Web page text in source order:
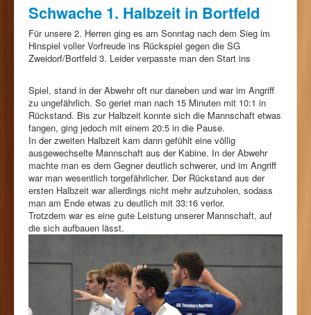
Schwache 1. Halbzeit in Bortfeld
Für unsere 2. Herren ging es am Sonntag nach dem Sieg im
Hinspiel voller Vorfreude ins Rückspiel gegen die SG
Zweidorf/Bortfeld 3. Leider verpasste man den Start ins
Spiel, stand in der Abwehr oft nur daneben und war im Angriff
zu ungefährlich. So geriet man nach 15 Minuten mit 10:1 in
Rückstand. Bis zur Halbzeit konnte sich die Mannschaft etwas
fangen, ging jedoch mit einem 20:5 in die Pause.
In der zweiten Halbzeit kam dann gefühlt eine völlig
ausgewechselte Mannschaft aus der Kabine. In der Abwehr
machte man es dem Gegner deutlich schwerer, und im Angriff
war man wesentlich torgefährlicher. Der Rückstand aus der
ersten Halbzeit war allerdings nicht mehr aufzuholen, sodass
man am Ende etwas zu deutlich mit 33:16 verlor.
Trotzdem war es eine gute Leistung unserer Mannschaft, auf
die sich aufbauen lässt.